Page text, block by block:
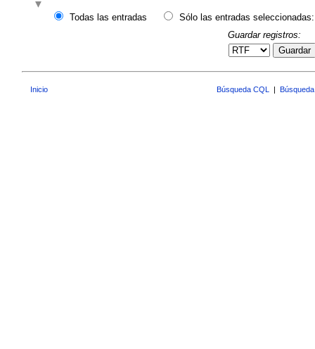
Todas las entradas
Sólo las entradas seleccionadas:
Guardar registros:
Guardar
Inicio Búsqueda CQL